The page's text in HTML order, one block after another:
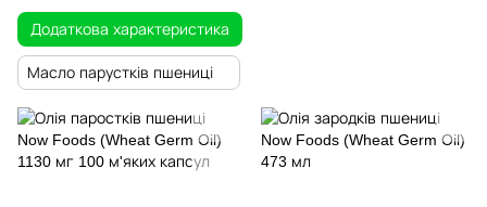
Додаткова характеристика
Масло парустків пшениці